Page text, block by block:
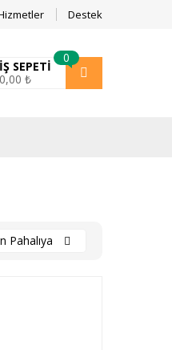
Destek
0
SEPETI
0,00 ₺
Pahalıya